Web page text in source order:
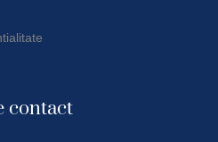
contact